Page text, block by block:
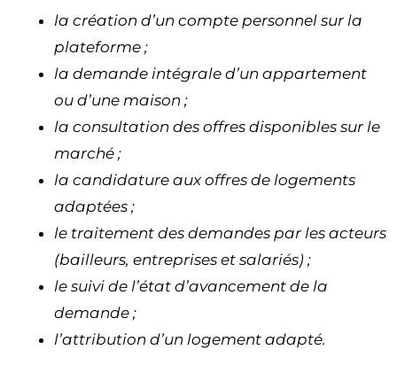
la création d’un compte personnel sur la
plateforme ;
la demande intégrale d’un appartement
ou d’une maison ;
la consultation des offres disponibles sur le
marché ;
la candidature aux offres de logements
adaptées ;
le traitement des demandes par les acteurs
(bailleurs, entreprises et salariés) ;
le suivi de l’état d’avancement de la
demande ;
l’attribution d’un logement adapté.